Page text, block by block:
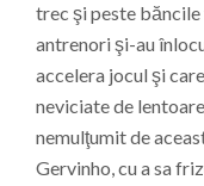
trec şi peste băncile
antrenori şi-au
accelera jocul şi
neviciate de
nemulţumit de
Gervinho, cu a sa